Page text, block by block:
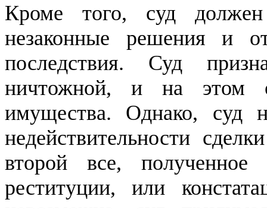
Кроме того, суд
незаконные решения и
последствия. Суд
ничтожной, и на этом
имущества. Однако,
недействительности
второй все,
реституции, или